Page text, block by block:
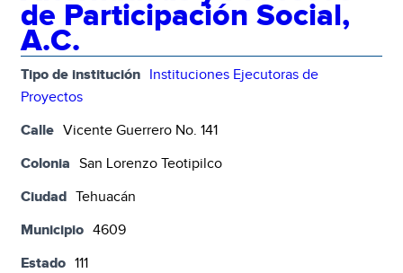
de Participación Social,
A.C.
Tipo de institución Instituciones Ejecutoras de
Proyectos
Calle Vicente Guerrero No. 141
Colonia San Lorenzo Teotipilco
Ciudad Tehuacán
Municipio 4609
Estado 111